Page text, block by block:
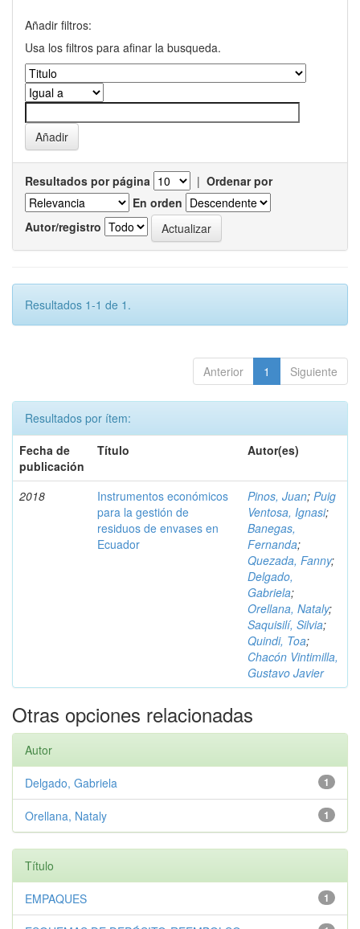
Añadir filtros:
Usa los filtros para afinar la busqueda.
Resultados por página | Ordenar por
En orden
Autor/registro
Resultados 1-1 de 1.
Anterior 1 Siguiente
Resultados por ítem:
Fecha de
publicación
Título Autor(es)
2018
Instrumentos económicos
para la gestión de
residuos de envases en
Ecuador
Pinos, Juan; Puig
Ventosa, Ignasi;
Banegas,
Fernanda;
Quezada, Fanny;
Delgado,
Gabriela;
Orellana, Nataly;
Saquisilí, Silvia;
Quindi, Toa;
Chacón Vintimilla,
Gustavo Javier
Otras opciones relacionadas
Autor
1
Delgado, Gabriela
1
Orellana, Nataly
Título
1
EMPAQUES